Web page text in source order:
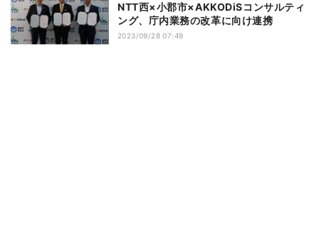
NTT西×小郡市×AKKODiSコンサルティ
ング、庁内業務の改革に向け連携
2023/09/28 07:49